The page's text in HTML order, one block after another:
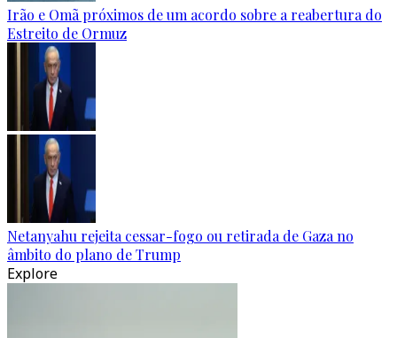
Irão e Omã próximos de um acordo sobre a reabertura do
Estreito de Ormuz
Netanyahu rejeita cessar-fogo ou retirada de Gaza no
âmbito do plano de Trump
Explore